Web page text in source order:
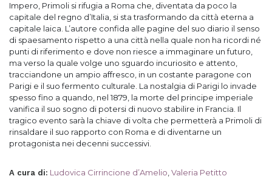
Impero, Primoli si rifugia a Roma che, diventata da poco la
capitale del regno d’Italia, si sta trasformando da città eterna a
capitale laica. L’autore confida alle pagine del suo diario il senso
di spaesamento rispetto a una città nella quale non ha ricordi né
punti di riferimento e dove non riesce a immaginare un futuro,
ma verso la quale volge uno sguardo incuriosito e attento,
tracciandone un ampio affresco, in un costante paragone con
Parigi e il suo fermento culturale. La nostalgia di Parigi lo invade
spesso fino a quando, nel 1879, la morte del principe imperiale
vanifica il suo sogno di potersi di nuovo stabilire in Francia. Il
tragico evento sarà la chiave di volta che permetterà a Primoli di
rinsaldare il suo rapporto con Roma e di diventarne un
protagonista nei decenni successivi.
A cura di: Ludovica Cirrincione d’Amelio Valeria Petitto